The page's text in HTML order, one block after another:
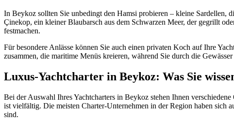
In Beykoz sollten Sie unbedingt den Hamsi probieren – kleine Sardellen,
Çinekop, ein kleiner Blaubarsch aus dem Schwarzen Meer, der gegrillt
festmachen.
Für besondere Anlässe können Sie auch einen privaten Koch auf Ihre
zusammen, die maritime Menüs kreieren, während Sie durch die
Luxus-Yachtcharter in Beykoz: Was Sie
Bei der Auswahl Ihres Yachtcharters in Beykoz stehen Ihnen
ist vielfältig. Die meisten Charter-Unternehmen in der Region haben sich
sind.